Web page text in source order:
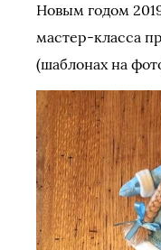
Новым годом
мастер-класса
(шаблонах на